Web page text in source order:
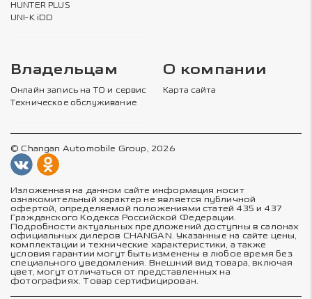
HUNTER PLUS
UNI-K iDD
Владельцам
Онлайн запись на ТО и сервис
Техническое обслуживание
О компании
Карта сайта
© Changan Automobile Group, 2026
Изложенная на данном сайте информация носит
ознакомительный характер не является публичной
офертой, определяемой положениями статей 435 и 437
Гражданского Кодекса Российской Федерации.
Подробности актуальных предложений доступны в салонах
официальных дилеров CHANGAN. Указанные на сайте цены,
комплектации и технические характеристики, а также
условия гарантии могут быть изменены в любое время без
специального уведомления. Внешний вид товара, включая
цвет, могут отличаться от представленных на
фотографиях. Товар сертифицирован.